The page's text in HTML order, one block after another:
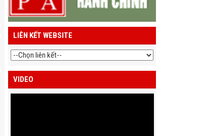
LIÊN KẾT WEBSITE
VIDEO